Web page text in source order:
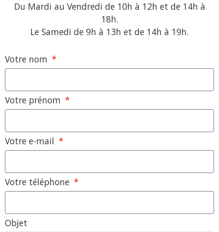
Du Mardi au Vendredi de 10h à 12h et de 14h à
18h.
Le Samedi de 9h à 13h et de 14h à 19h.
Votre nom
Votre prénom
Votre e-mail
Votre téléphone
Objet